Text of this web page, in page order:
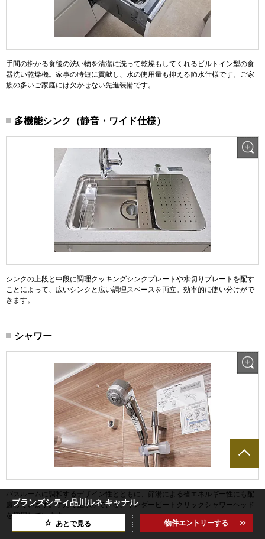
手間の掛かる食後の洗い物を清潔に洗って乾燥もしてくれるビルトイン型の食
器洗い乾燥機。家事の時短に貢献し、水の使用量も抑える節水仕様です。ご家
族の多いご家庭には欠かせない先進装備です。
多機能シンク（静音・ワイド仕様）
シンクの上段と中段に調理クッキングシンクプレートや水切りプレートを配す
ことによって、広いシンクと広い調理スペースを両立。効率的に使い分けがで
きます。
シャワー
バスルームに調和するデザイン性とともに、節湯による省エネルギー性にも配
慮しています。手元で止水ができる、ワンダービートクリックシャワーヘッド
を採用しています。
ブランズシティ品川ルネ キャナル
あとで見る 物件エントリーする